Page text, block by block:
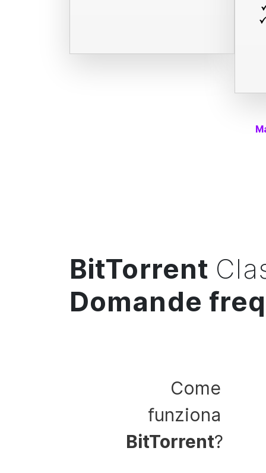
BitTorrent
Domande
Come
funziona
BitTorrent?